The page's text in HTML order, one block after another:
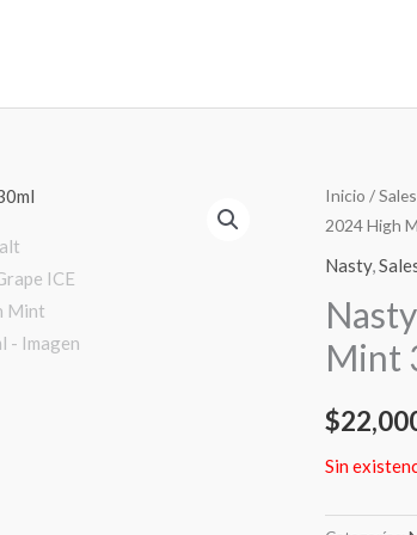
Inicio /
2024 High
Nasty,
Mint
$
Sin